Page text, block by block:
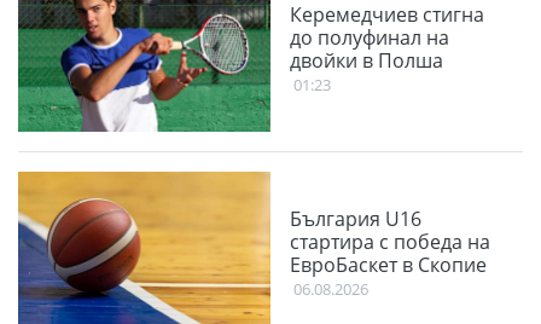
Керемедчиев стигна
до полуфинал на
двойки в Полша
01:23
България U16
стартира с победа на
ЕвроБаскет в Скопие
06.08.2026